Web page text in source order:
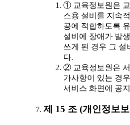
① 교육정보원은 교
스용 설비를 지속
공에 적합하도록
설비에 장애가 발
쓰게 된 경우 그 설
다.
② 교육정보원은
가사항이 있는 경
서비스 화면에 공
제 15 조 (개인정보